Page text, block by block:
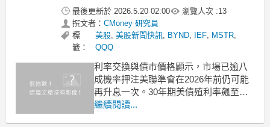
最後更新於 2026.5.20 02:00 瀏覽人次 :13
撰文者： CMoney 研究員
標
籤：
美股,美股新聞快訊, BYND, IEF, MSTR,
QQQ
利率交換與債市價格顯示，市場已逾八
成機率押注美聯準會在2026年前仍可能
再升息一次。30年期美債殖利率飆至近
19年新高，壓縮以長期成長故事為賣點
繼續閱讀...